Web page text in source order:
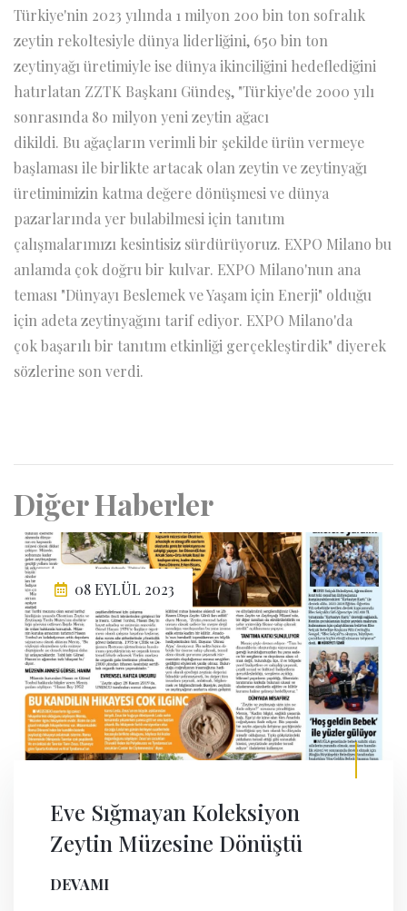
Türkiye'nin 2023 yılında 1 milyon 200 bin ton sofralık
zeytin rekoltesiyle dünya liderliğini, 650 bin ton
zeytinyağı üretimiyle ise dünya ikinciliğini hedeflediğini
hatırlatan ZZTK Başkanı Gündeş, "Türkiye'de 2000 yılı
sonrasında 80 milyon yeni zeytin ağacı
dikildi. Bu ağaçların verimli bir şekilde ürün vermeye
başlaması ile birlikte artacak olan zeytin ve zeytinyağı
üretimimizin katma değere dönüşmesi ve dünya
pazarlarında yer bulabilmesi için tanıtım
çalışmalarımızı kesintisiz sürdürüyoruz. EXPO Milano bu
anlamda çok doğru bir kulvar. EXPO Milano'nun ana
teması "Dünyayı Beslemek ve Yaşam için Enerji" olduğu
için adeta zeytinyağını tarif ediyor. EXPO Milano'da
çok başarılı bir tanıtım etkinliği gerçekleştirdik" diyerek
sözlerine son verdi.
Diğer Haberler
08 EYLÜL 2023
Eve Sığmayan Koleksiyon
Zeytin Müzesine Dönüştü
DEVAMI